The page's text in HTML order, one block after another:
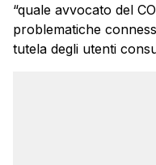
“quale avvocato del
problematiche
tutela degli utenti